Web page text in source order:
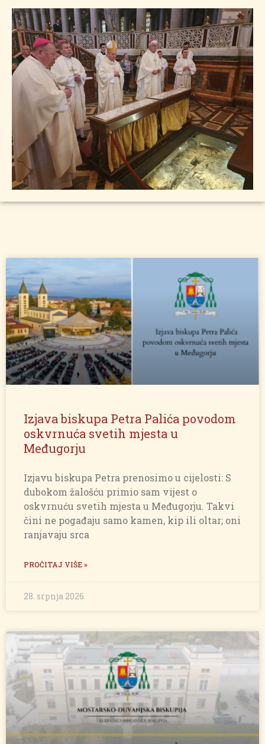
Izjava biskupa Petra Palića povodom
oskvrnuća svetih mjesta u
Međugorju
Izjavu biskupa Petra prenosimo u cijelosti: S
dubokom žalošću primio sam vijest o
oskvrnuću svetih mjesta u Međugorju. Takvi
čini ne pogađaju samo kamen, kip ili oltar; oni
ranjavaju srca
PROČITAJ VIŠE »
28. srpnja 2026.